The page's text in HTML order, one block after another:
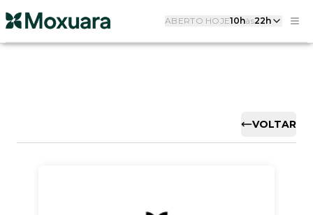
ABERTO HOJE10hàs22h
VOLTAR